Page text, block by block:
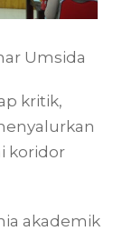
Umsida
kritik,
koridor
akademik